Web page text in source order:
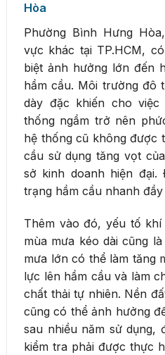
Hòa
Phường Bình Hưng
vực khác tại TP.HCM,
biệt ảnh hưởng lớn đến
hầm cầu. Môi trường đô
dày đặc khiến cho
thống ngầm trở nên
hệ thống cũ không được
cầu sử dụng tăng vọt
sở kinh doanh hiện
trạng hầm cầu nhanh
Thêm vào đó, yếu tố
mùa mưa kéo dài cũng
mưa lớn có thể làm tăng
lực lên hầm cầu và làm
chất thải tự nhiên. Nền
cũng có thể ảnh hưởng
sau nhiều năm sử dụng,
kiểm tra phải được thực